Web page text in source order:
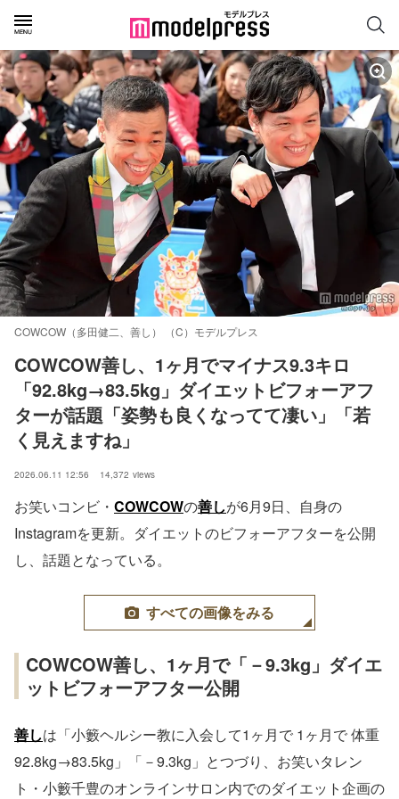
COWCOW（多田健二、善し） （C）モデルプレス
COWCOW善し、1ヶ月でマイナス9.3キロ
「92.8kg→83.5kg」ダイエットビフォーアフ
ターが話題「姿勢も良くなってて凄い」「若
く見えますね」
2026.06.11 12:56 14,372 views
お笑いコンビ・ COWCOWの善しが6月9日、自身の
Instagramを更新。ダイエットのビフォーアフターを公開
し、話題となっている。
すべての画像をみる
COWCOW善し、1ヶ月で「－9.3kg」ダイエ
ットビフォーアフター公開
善しは「小籔ヘルシー教に入会して1ヶ月で 1ヶ月で 体重
92.8kg→83.5kg」「－9.3kg」とつづり、お笑いタレン
ト・小籔千豊のオンラインサロン内でのダイエット企画の